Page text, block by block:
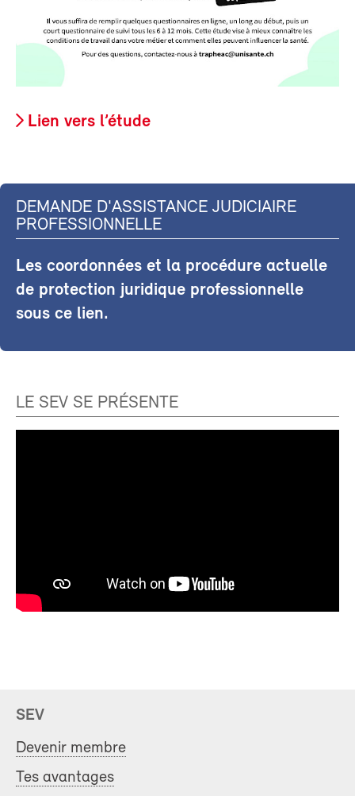
Lien vers l’étude
DEMANDE D'ASSISTANCE JUDICIAIRE
PROFESSIONNELLE
Les coordonnées et la procédure actuelle
de protection juridique professionnelle
sous ce lien.
LE SEV SE PRÉSENTE
SEV
Devenir membre
Tes avantages